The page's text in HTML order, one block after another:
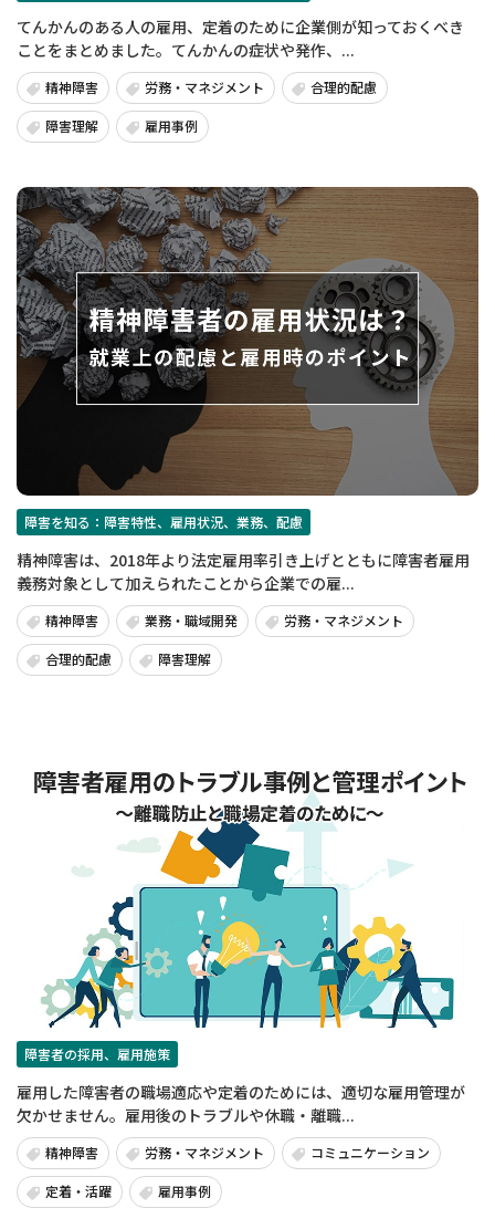
てんかんのある人の雇用、定着のために企業側が知っておくべき
ことをまとめました。てんかんの症状や発作、...
精神障害 労務・マネジメント 合理的配慮
障害理解 雇用事例
障害を知る：障害特性、雇用状況、業務、配慮
精神障害は、2018年より法定雇用率引き上げとともに障害者雇用
義務対象として加えられたことから企業での雇...
精神障害 業務・職域開発 労務・マネジメント
合理的配慮 障害理解
障害者の採用、雇用施策
雇用した障害者の職場適応や定着のためには、適切な雇用管理が
欠かせません。雇用後のトラブルや休職・離職...
精神障害 労務・マネジメント コミュニケーション
定着・活躍 雇用事例